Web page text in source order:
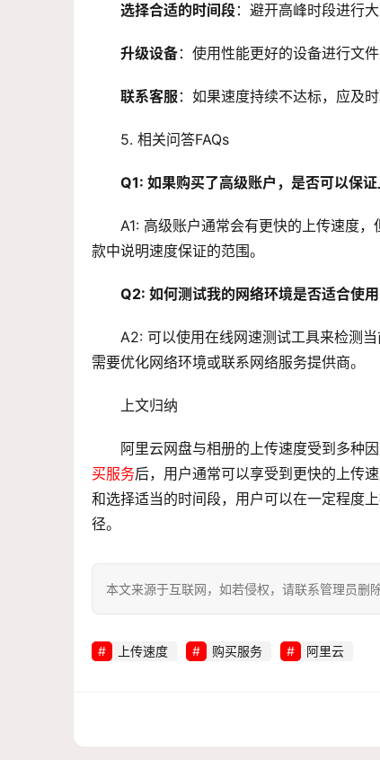
选择合适的时间段：避开高峰时段进行大
升级设备：使用性能更好的设备进行文件
联系客服：如果速度持续不达标，应及
5. 相关问答FAQs
Q1: 如果购买了高级账户，是否可以保证
A1: 高级账户通常会有更快的上传速度
款中说明速度保证的范围。
Q2: 如何测试我的网络环境是否适合使用
A2: 可以使用在线网速测试工具来检测
需要优化网络环境或联系网络服务提供商。
上文归纳
阿里云网盘与相册的上传速度受到多种
买服务后，用户通常可以享受到更快的上传
和选择适当的时间段，用户可以在一定程度
径。
本文来源于互联网，如若侵权，请联系管理员
上传速度 购买服务 阿里云